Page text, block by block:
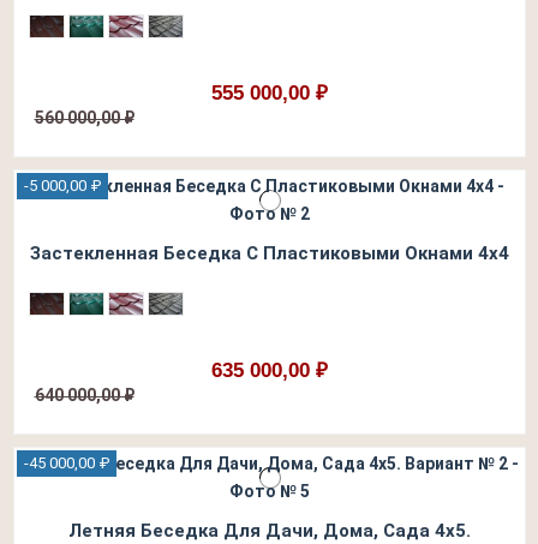
555 000,00 ₽
560 000,00 ₽
-5 000,00 ₽
Застекленная Беседка С Пластиковыми Окнами 4х4
635 000,00 ₽
640 000,00 ₽
-45 000,00 ₽
Летняя Беседка Для Дачи, Дома, Сада 4х5.